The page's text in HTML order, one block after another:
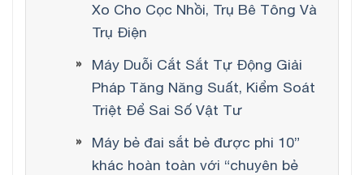
Xo Cho Cọc Nhồi, Trụ Bê Tông Và
Trụ Điện
Máy Duỗi Cắt Sắt Tự Động Giải
Pháp Tăng Năng Suất, Kiểm Soát
Triệt Để Sai Số Vật Tư
Máy bẻ đai sắt bẻ được phi 10”
khác hoàn toàn với “chuyên bẻ